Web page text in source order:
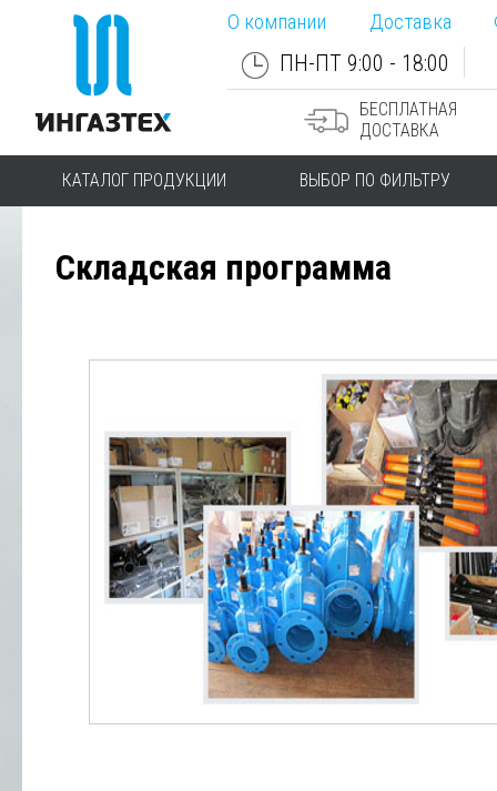
О компании Доставка
ПН-ПТ 9:00 - 18:00
БЕСПЛАТНАЯ
ДОСТАВКА
КАТАЛОГ ПРОДУКЦИИ ВЫБОР ПО ФИЛЬТРУ
Складская программа